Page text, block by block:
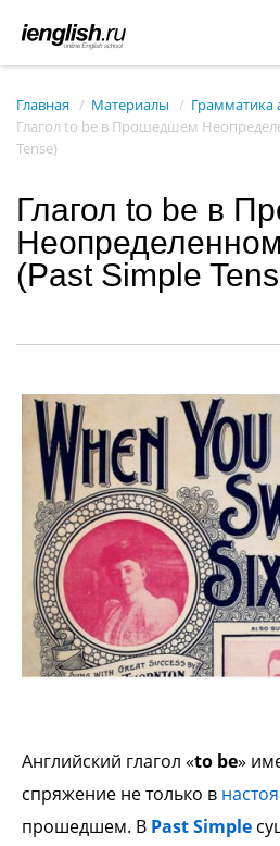
Главная Материалы
Грамматика
Глагол to be в Прошедшем
Tense)
Глагол to be в
(Past Simple
Английский глагол «to be»
спряжение не только в
прошедшем. В Past Simple